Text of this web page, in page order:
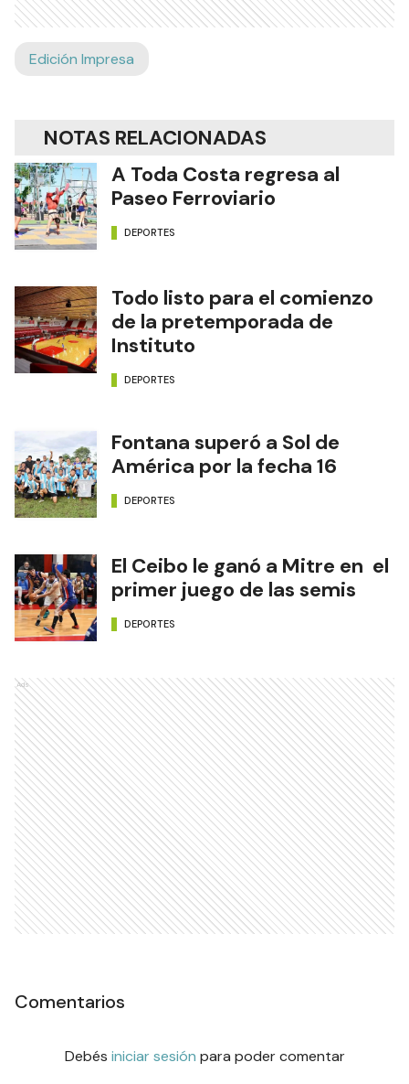
Edición Impresa
NOTAS RELACIONADAS
A Toda Costa regresa al
Paseo Ferroviario
DEPORTES
Todo listo para el comienzo
de la pretemporada de
Instituto
DEPORTES
Fontana superó a Sol de
América por la fecha 16
DEPORTES
El Ceibo le ganó a Mitre en el
primer juego de las semis
DEPORTES
Ads
Comentarios
Debés iniciar sesión para poder comentar